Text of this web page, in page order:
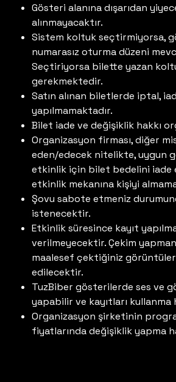
Gösteri alanına dışarıdan
alınmayacaktır.
Sistem koltuk seçtirmiyorsa,
numarasız oturma düzeni
Seçtiriyorsa bilette yazan
gerekmektedir.
Satın alınan biletlerde iptal,
yapılmamaktadır.
Bilet iade ve değişiklik hakkı
Organizasyon firması, diğer
eden/edecek nitelikte, uygun
etkinlik için bilet bedelini iade
etkinlik mekanına kişiyi
Şovu sabote etmeniz
istenecektir.
Etkinlik süresince kayıt
verilmeyecektir. Çekim
maalesef çektiğiniz
edilecektir.
TuzBiber gösterilerde ses ve
yapabilir ve kayıtları kullanma
Organizasyon şirketinin
fiyatlarında değişiklik yapma